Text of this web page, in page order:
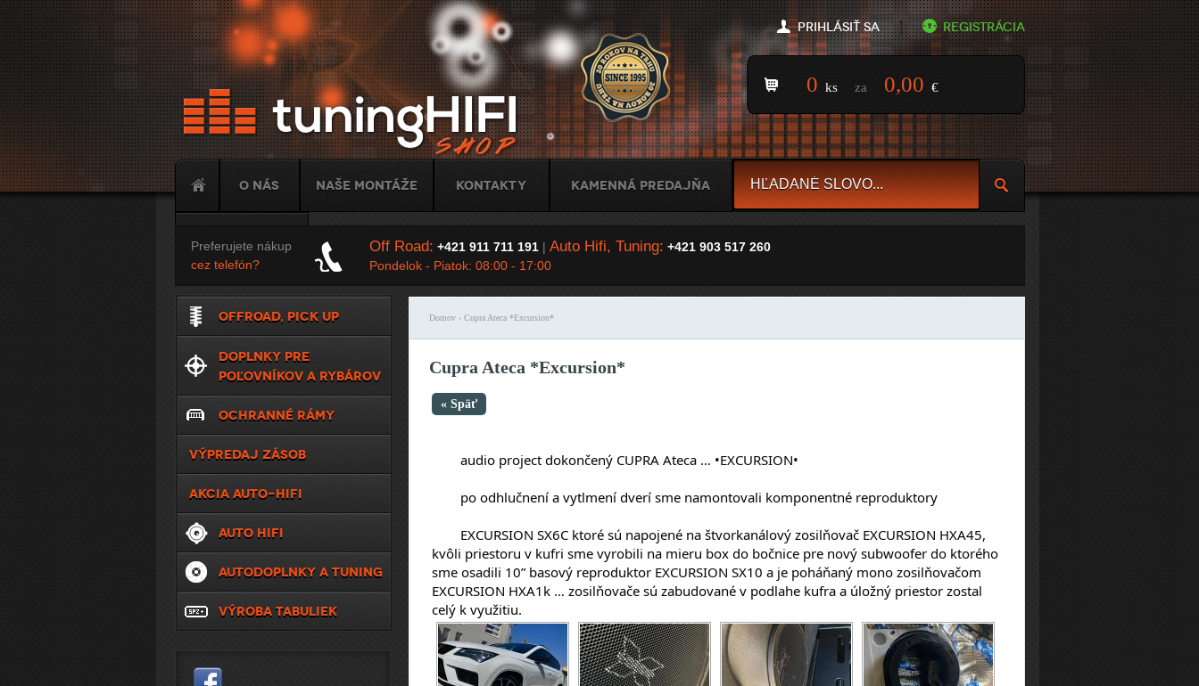
Jump to Navigation
Prihlásiť sa
Registrácia
0 ks za 0,00 €
O nás Naše montáže Kontakty Kamenná predajňa
Tuning
Preferujete nákup
cez telefón?
Off Road: +421 911 711 191| Auto Hifi, Tuning: +421 903 517 260
Pondelok - Piatok: 08:00 - 17:00
Domov› Cupra Ateca *Excursion*
Cupra Ateca *Excursion*
« Späť
	audio project dokončený CUPRA Ateca … •EXCURSION•
	po odhlučnení a vytlmení dverí sme namontovali komponentné reproduktory
kvôli priestoru v kufri sme vyrobili na mieru box do bočnice pre nový subwoofer do ktorého
sme osadili 10” basový reproduktor EXCURSION SX10 a je poháňaný mono zosilňovačom
EXCURSION HXA1k … zosilňovače sú zabudované v podlahe kufra a úložný priestor zostal
celý k využitiu.
OFFROAD, PICK UP
DOPLNKY PRE
POĽOVNÍKOV A RYBÁROV
OCHRANNÉ RÁMY
VÝPREDAJ ZÁSOB
AKCIA AUTO-HIFI
AUTO HIFI
AUTODOPLNKY A TUNING
VÝROBA TABULIEK